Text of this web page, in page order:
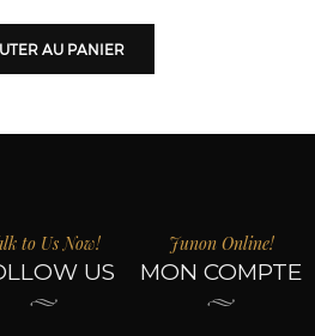
AU PANIER
to Us Now!
US
Junon Online!
MON COMPTE